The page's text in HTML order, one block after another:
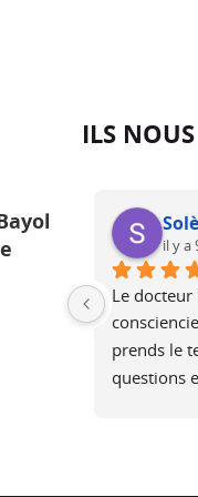
ILS
une
plus
je
il y a
Le docteur
prends le
questions